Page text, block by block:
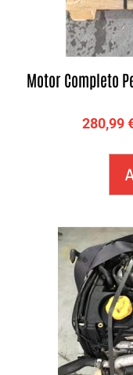
Motor Completo
280,99